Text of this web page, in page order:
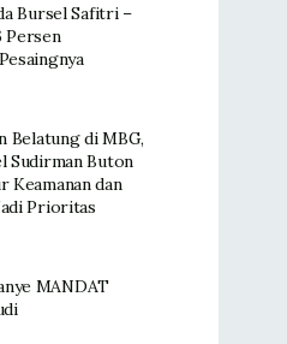
Bursel Safitri –
Persen
Belatung di MBG,
Sudirman Buton
Keamanan dan
Prioritas
MANDAT